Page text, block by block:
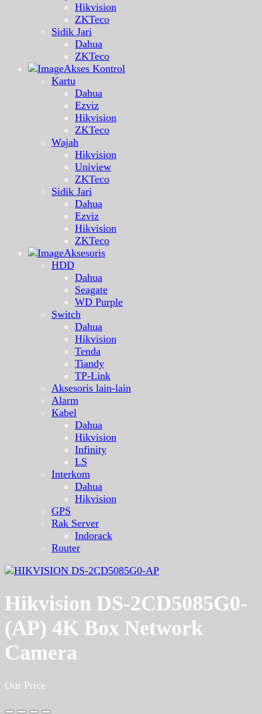
Hikvision
ZKTeco
Sidik Jari
Dahua
ZKTeco
Akses Kontrol
Kartu
Dahua
Ezviz
Hikvision
ZKTeco
Wajah
Hikvision
Uniview
ZKTeco
Sidik Jari
Dahua
Ezviz
Hikvision
ZKTeco
Aksesoris
HDD
Dahua
Seagate
WD Purple
Switch
Dahua
Hikvision
Tenda
Tiandy
TP-Link
Aksesoris lain-lain
Alarm
Kabel
Dahua
Hikvision
Infinity
LS
Interkom
Dahua
Hikvision
GPS
Rak Server
Indorack
Router
Hikvision DS-2CD5085G0-
(AP) 4K Box Network
Camera
Our Price